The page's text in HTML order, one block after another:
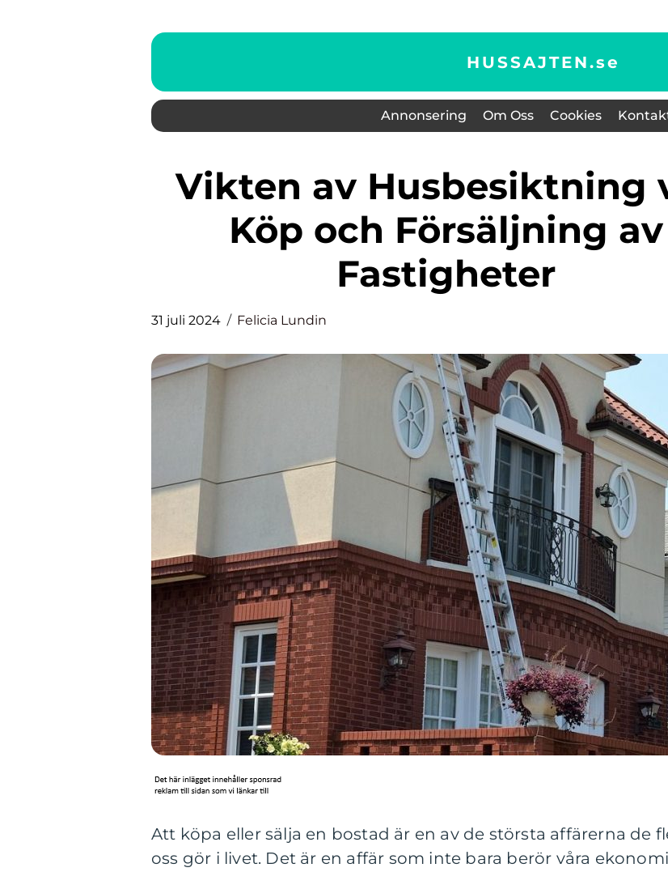
HUSSAJTEN.se
Annonsering Om Oss Cookies
Vikten av Husbesiktning vid
Köp och Försäljning av
Fastigheter
31 juli 2024 Felicia Lundin
Att köpa eller sälja en bostad är en av de största affärerna de
oss gör i livet. Det är en affär som inte bara berör våra